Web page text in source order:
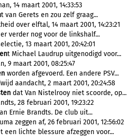
14 maart 2001, 14:33:53
t van Gerets en zou zelf graag...
over elftal, 14 maart 2001, 14:23:21
er verder nog voor de linkshalf...
13 maart 2001, 20:42:01
t Michael Laudrup uitgenodigd voor...
9 maart 2001, 08:25:47
worden afgevoerd. Een andere PSV...
aandacht, 2 maart 2001, 20:24:58
dat Van Nistelrooy niet scoorde, op...
28 februari 2001, 19:23:22
Ernie Brandts. De club uit...
zeggen af, 26 februari 2001, 12:56:02
een lichte blessure afzeggen voor...